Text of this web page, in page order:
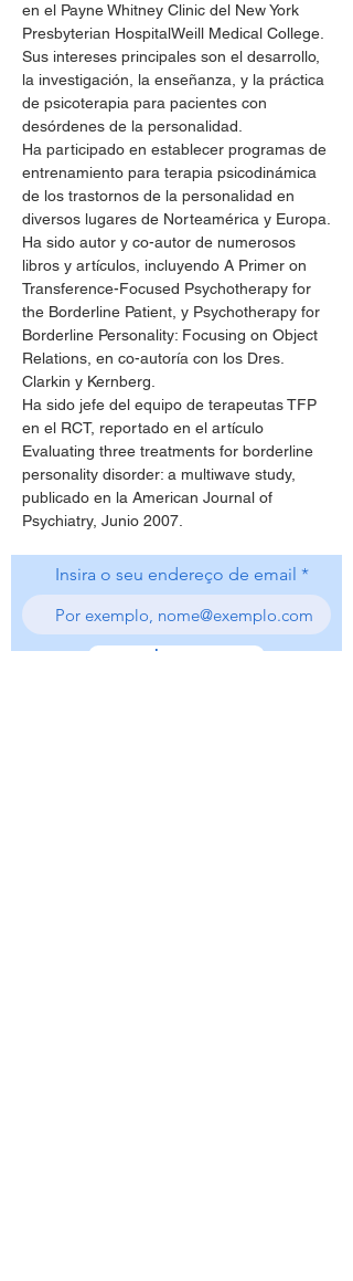
en el Payne Whitney Clinic del New York
Presbyterian HospitalWeill Medical College.
Sus intereses principales son el desarrollo,
la investigación, la enseñanza, y la práctica
de psicoterapia para pacientes con
desórdenes de la personalidad.
Ha participado en establecer programas de
entrenamiento para terapia psicodinámica
de los trastornos de la personalidad en
diversos lugares de Norteamérica y Europa.
Ha sido autor y co-autor de numerosos
libros y artículos, incluyendo A Primer on
Transference-Focused Psychotherapy for
the Borderline Patient, y Psychotherapy for
Borderline Personality: Focusing on Object
Relations, en co-autoría con los Dres.
Clarkin y Kernberg.
Ha sido jefe del equipo de terapeutas TFP
en el RCT, reportado en el artículo
Evaluating three treatments for borderline
personality disorder: a multiwave study,
publicado en la American Journal of
Psychiatry, Junio 2007.
Insira o seu endereço de email
subscrever